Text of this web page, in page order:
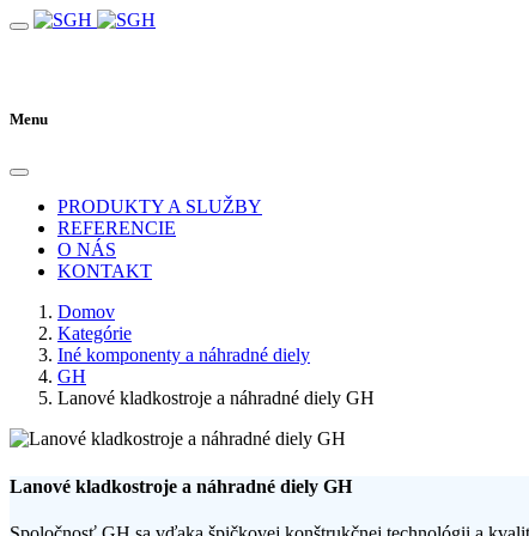
Menu
PRODUKTY A SLUŽBY
REFERENCIE
O NÁS
KONTAKT
Domov
Kategórie
Iné komponenty a náhradné diely
GH
Lanové kladkostroje a náhradné diely GH
Lanové kladkostroje a náhradné diely GH